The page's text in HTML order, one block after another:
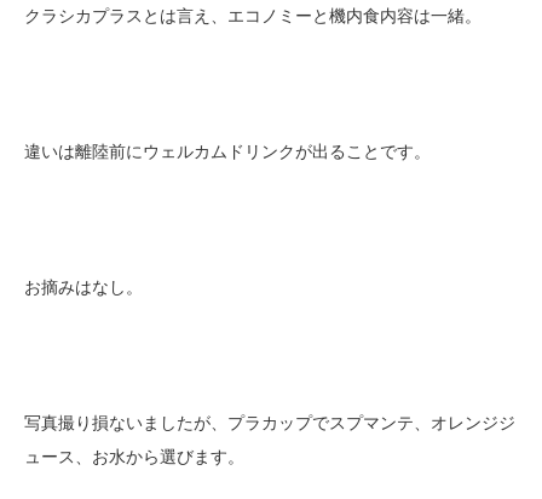
クラシカプラスとは言え、エコノミーと機内食内容は一緒。
違いは離陸前にウェルカムドリンクが出ることです。
お摘みはなし。
写真撮り損ないましたが、プラカップでスプマンテ、オレンジジ
ュース、お水から選びます。